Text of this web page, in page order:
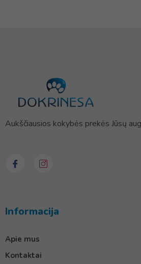
Aukščiausios kokybės prekės Jūsų
Informacija
Apie mus
Kontaktai